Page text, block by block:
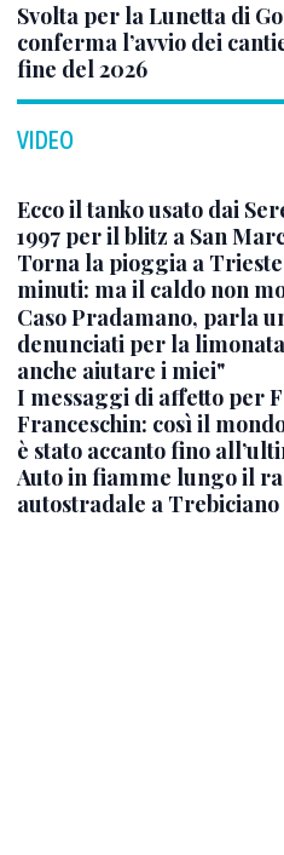
Svolta per la Lunetta di
conferma l’avvio dei
fine del 2026
VIDEO
Ecco il tanko usato dai
1997 per il blitz a San
Torna la pioggia a
minuti: ma il caldo non
Caso Pradamano, parla
denunciati per la
anche aiutare i miei"
I messaggi di affetto per
Franceschin: così il
è stato accanto fino
Auto in fiamme lungo il
autostradale a Trebiciano